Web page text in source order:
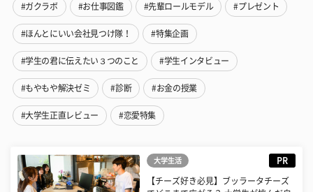
#ガクラボ #お仕事図鑑 #先輩ロールモデル #プレゼント
#ほんとにいい会社見つけ隊！ #特集企画
#学生の君に伝えたい３つのこと #学生インタビュー
#もやもや解決ゼミ #診断 #お金の授業
#大学生正直レビュー #恋愛特集
大学生活 PR
【チーズ好き必見】ブッラータチーズ